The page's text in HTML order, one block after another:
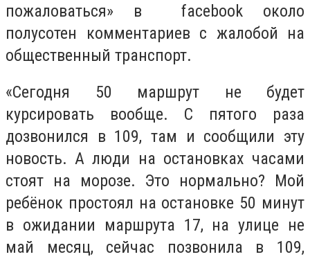
пожаловаться» в facebook около
полусотен комментариев с жалобой на
общественный транспорт.
«Сегодня 50 маршрут не будет
курсировать вообще. С пятого раза
дозвонился в 109, там и сообщили эту
новость. А люди на остановках часами
стоят на морозе. Это нормально? Мой
ребёнок простоял на остановке 50 минут
в ожидании маршрута 17, на улице не
май месяц, сейчас позвонила в 109,